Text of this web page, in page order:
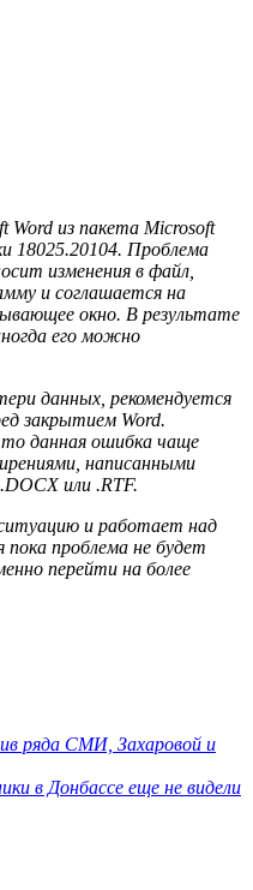
Word из пакета Microsoft
18025.20104. Проблема
изменения в файл,
и соглашается на
окно. В результате
его можно
данных, рекомендуется
закрытием Word.
данная ошибка чаще
написанными
или .RTF.
и работает над
проблема не будет
перейти на более
ряда СМИ, Захаровой и
в Донбассе еще не видели